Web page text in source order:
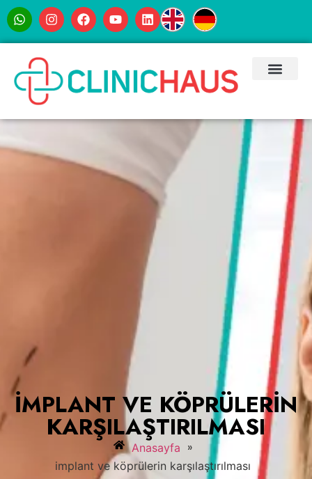
IMPLANT VE KÖPRÜLERIN
KARŞILAŞTIRILMASI
Anasayfa »
implant ve köprülerin karşılaştırılması